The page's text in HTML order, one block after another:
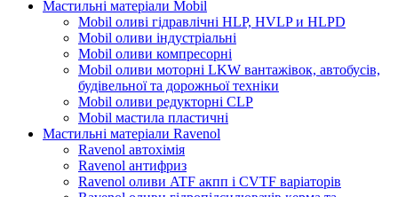
Мастильні матеріали Mobil
Mobil оливі гідравлічні HLP, HVLP и HLPD
Mobil оливи індустріальні
Mobil оливи компресорні
Mobil оливи моторні LKW вантажівок, автобусів,
будівельної та дорожньої техніки
Mobil оливи редукторні CLP
Mobil мастила пластичні
Мастильні матеріали Ravenol
Ravenol автохімія
Ravenol антифриз
Ravenol оливи ATF акпп і CVTF варіаторів